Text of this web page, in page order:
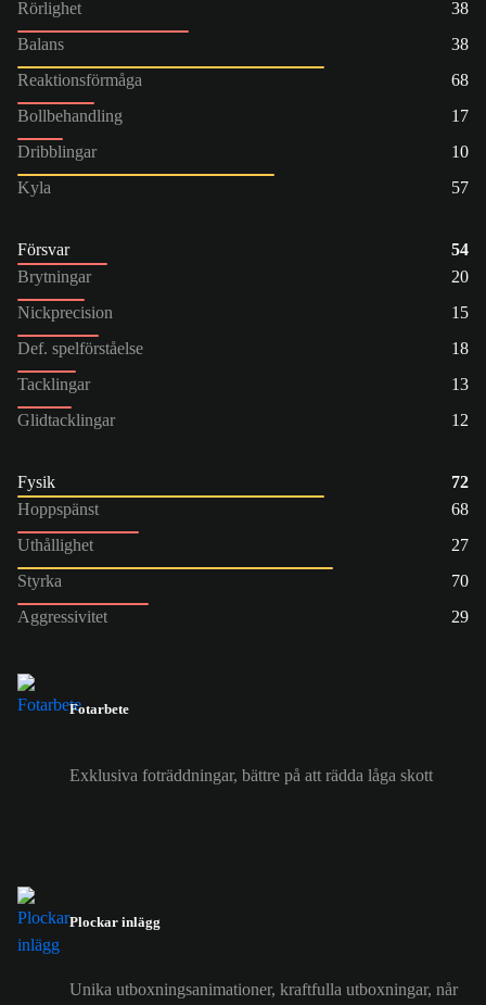
Rörlighet
38
Balans
38
Reaktionsförmåga
68
Bollbehandling
17
Dribblingar
10
Kyla
57
Försvar
54
Brytningar
20
Nickprecision
15
Def. spelförståelse
18
Tacklingar
13
Glidtacklingar
12
Fysik
72
Hoppspänst
68
Uthållighet
27
Styrka
70
Aggressivitet
29
Fotarbete
Exklusiva foträddningar, bättre på att rädda låga skott
Plockar inlägg
Unika utboxningsanimationer, kraftfulla utboxningar, når